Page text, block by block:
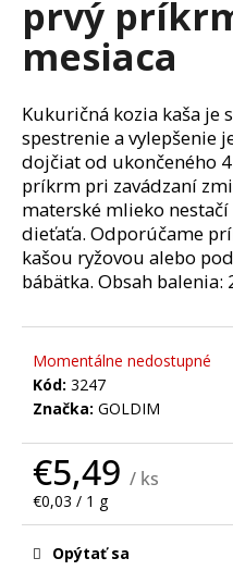
prvý
mesiaca
Kukuričná kozia kaša je
spestrenie a vylepšenie
dojčiat od ukončeného
príkrm pri zavádzaní
materské mlieko
dieťaťa. Odporúčame
kašou ryžovou alebo
bábätka. Obsah balenia:
Momentálne nedostupné
Kód: 3247
Značka: GOLDIM
€5,49 / ks
Jednotková
cena:
€0,03 / 1 g
Opýtať sa
á
j
ť
?
HĽADAŤ
O
d
p
o
r
ú
a
m
e